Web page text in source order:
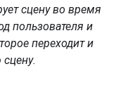
сцену во время
пользователя и
переходит и
сцену.